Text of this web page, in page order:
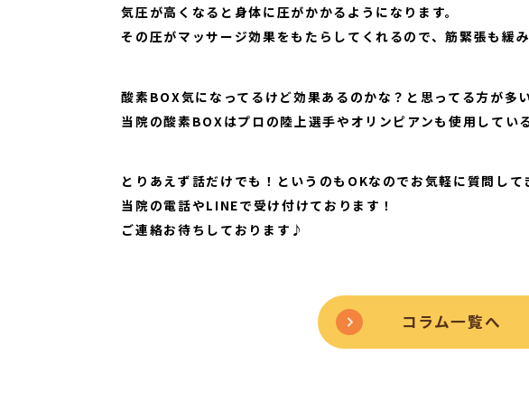
気圧が高くなると身体に圧がかかるようになります。
その圧がマッサージ効果をもたらしてくれるので、筋緊張も緩み
酸素BOX気になってるけど効果あるのかな？と思ってる方が多
当院の酸素BOXはプロの陸上選手やオリンピアンも使用している
とりあえず話だけでも！というのもOKなのでお気軽に質問して
当院の電話やLINEで受け付けております！
​​​​​​ご連絡お待ちしております♪
コラム一覧へ